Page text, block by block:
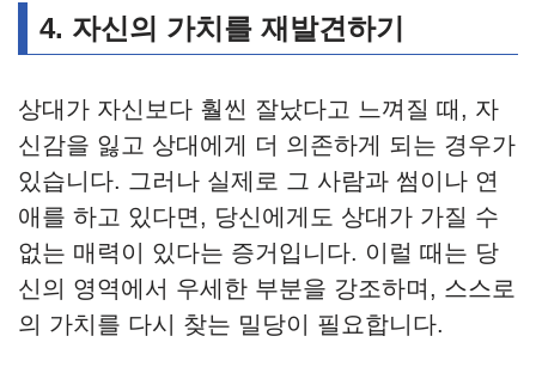
4. 자신의 가치를 재발견하기
상대가 자신보다 훨씬 잘났다고 느껴질 때, 자
신감을 잃고 상대에게 더 의존하게 되는 경우가
있습니다. 그러나 실제로 그 사람과 썸이나 연
애를 하고 있다면, 당신에게도 상대가 가질 수
없는 매력이 있다는 증거입니다. 이럴 때는 당
신의 영역에서 우세한 부분을 강조하며, 스스로
의 가치를 다시 찾는 밀당이 필요합니다.